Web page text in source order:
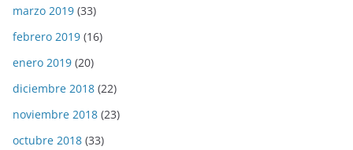
marzo 2019 (33)
febrero 2019 (16)
enero 2019 (20)
diciembre 2018 (22)
noviembre 2018 (23)
octubre 2018 (33)